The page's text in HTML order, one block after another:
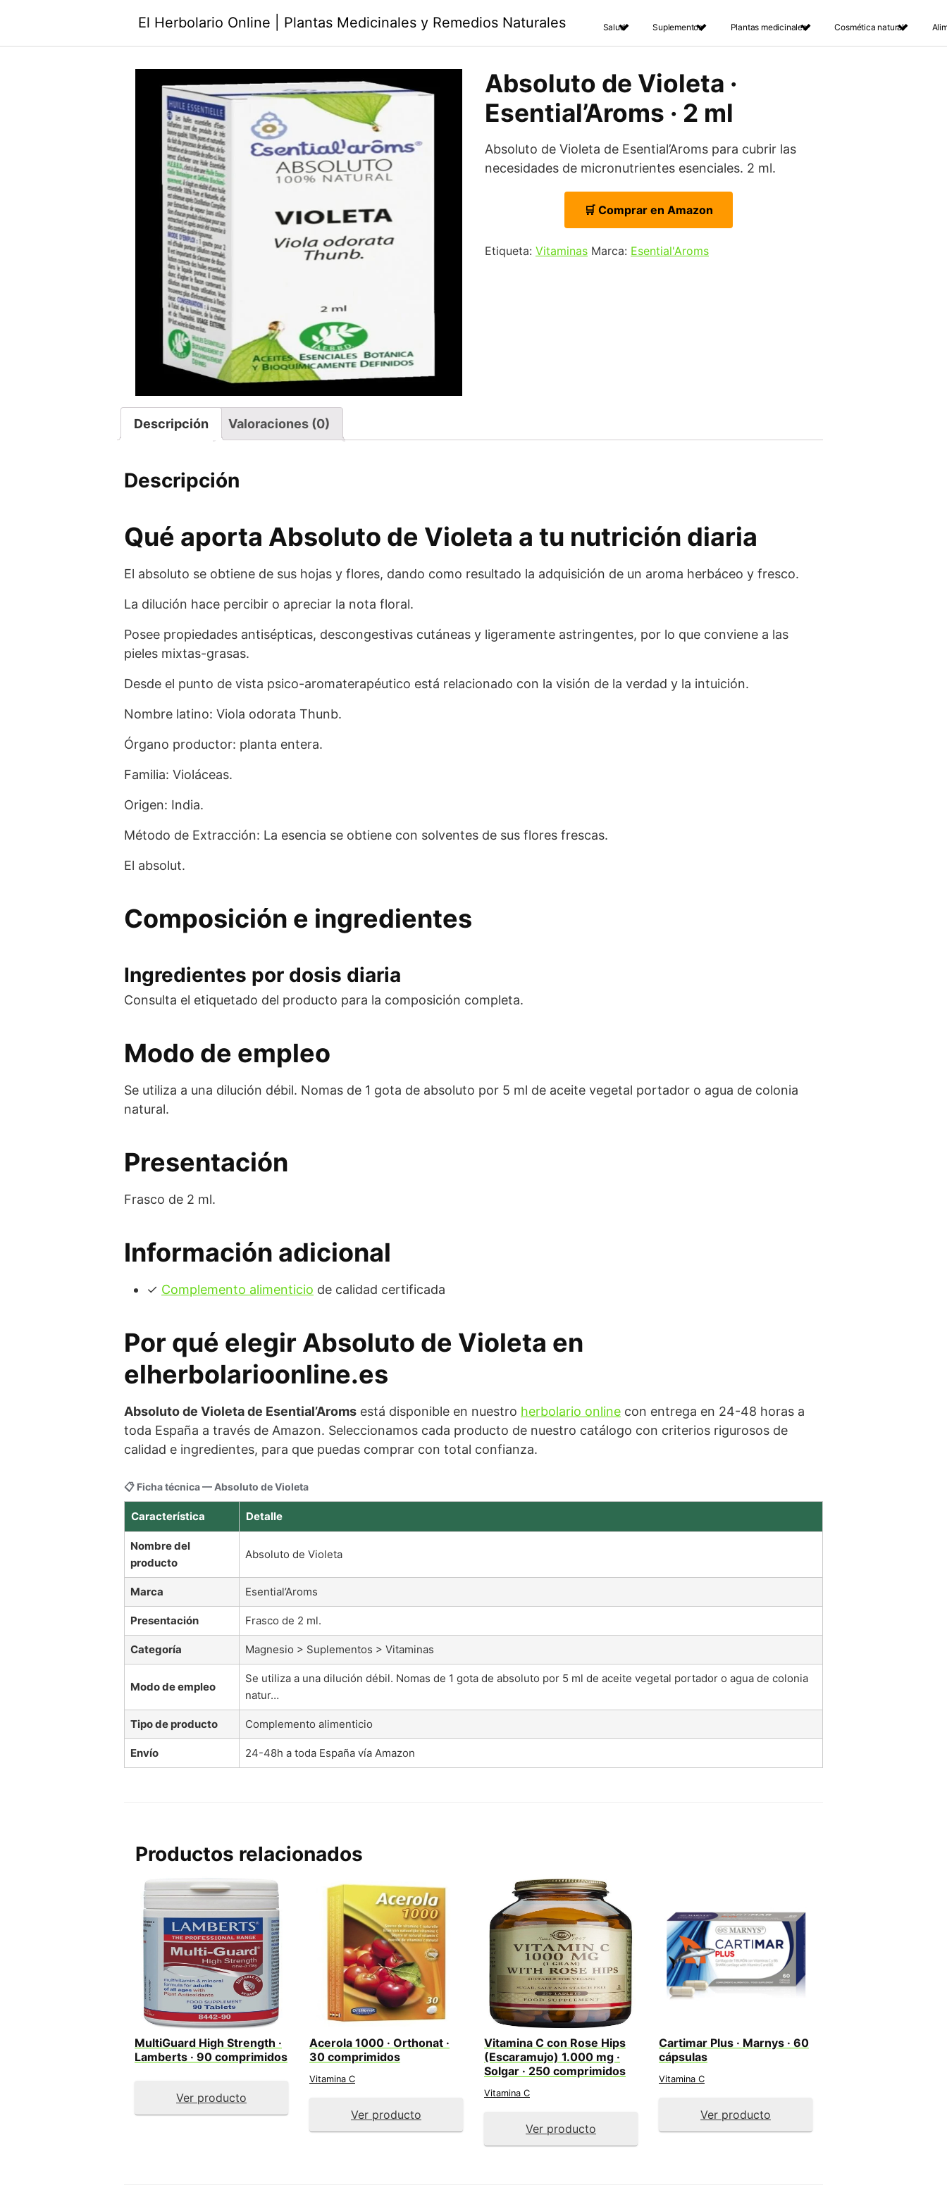
El Herbolario Online | Plantas Medicinales y Remedios Naturales Salud Suplementos Plantas medicinales Cosmética natural
Absoluto de Violeta ·
Esential’Aroms · 2 ml
Absoluto de Violeta de Esential’Aroms para cubrir las
necesidades de micronutrientes esenciales. 2 ml.
🛒 Comprar en Amazon
Etiqueta: Vitaminas Marca: Esential'Aroms
Descripción Valoraciones (0)
Descripción
Qué aporta Absoluto de Violeta a tu nutrición diaria
El absoluto se obtiene de sus hojas y flores, dando como resultado la adquisición de un aroma herbáceo y fresco.
La dilución hace percibir o apreciar la nota floral.
Posee propiedades antisépticas, descongestivas cutáneas y ligeramente astringentes, por lo que conviene a las
pieles mixtas-grasas.
Desde el punto de vista psico-aromaterapéutico está relacionado con la visión de la verdad y la intuición.
Nombre latino: Viola odorata Thunb.
Órgano productor: planta entera.
Familia: Violáceas.
Origen: India.
Método de Extracción: La esencia se obtiene con solventes de sus flores frescas.
El absolut.
Composición e ingredientes
Ingredientes por dosis diaria
Consulta el etiquetado del producto para la composición completa.
Modo de empleo
Se utiliza a una dilución débil. Nomas de 1 gota de absoluto por 5 ml de aceite vegetal portador o agua de colonia
natural.
Presentación
Frasco de 2 ml.
Información adicional
✓ Complemento alimenticio de calidad certificada
Por qué elegir Absoluto de Violeta en
elherbolarioonline.es
Absoluto de Violeta de Esential’Aroms está disponible en nuestro herbolario online con entrega en 24-48 horas a
toda España a través de Amazon. Seleccionamos cada producto de nuestro catálogo con criterios rigurosos de
calidad e ingredientes, para que puedas comprar con total confianza.
📋 Ficha técnica — Absoluto de Violeta
Característica Detalle
Nombre del
producto
Absoluto de Violeta
Marca Esential’Aroms
Presentación Frasco de 2 ml.
Categoría Magnesio > Suplementos > Vitaminas
Modo de empleo
Se utiliza a una dilución débil. Nomas de 1 gota de absoluto por 5 ml de aceite vegetal portador o agua de colonia
natur…
Tipo de producto Complemento alimenticio
Envío 24-48h a toda España vía Amazon
Productos relacionados
MultiGuard High Strength ·
Lamberts · 90 comprimidos
Ver producto
Acerola 1000 · Orthonat ·
30 comprimidos
Vitamina C
Ver producto
Vitamina C con Rose Hips
(Escaramujo) 1.000 mg ·
Solgar · 250 comprimidos
Vitamina C
Ver producto
Cartimar Plus · Marnys · 60
cápsulas
Vitamina C
Ver producto